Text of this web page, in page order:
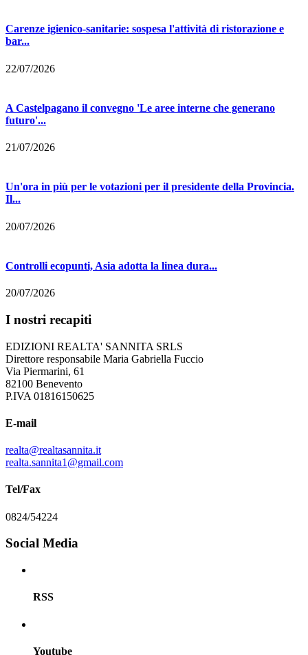
Carenze igienico-sanitarie: sospesa l'attività di ristorazione e
bar...
22/07/2026
A Castelpagano il convegno 'Le aree interne che generano
futuro'...
21/07/2026
Un'ora in più per le votazioni per il presidente della Provincia.
Il...
20/07/2026
Controlli ecopunti, Asia adotta la linea dura...
20/07/2026
I nostri recapiti
EDIZIONI REALTA' SANNITA SRLS
Direttore responsabile Maria Gabriella Fuccio
Via Piermarini, 61
82100 Benevento
P.IVA 01816150625
E-mail
realta@realtasannita.it
realta.sannita1@gmail.com
Tel/Fax
0824/54224
Social Media
RSS
Youtube